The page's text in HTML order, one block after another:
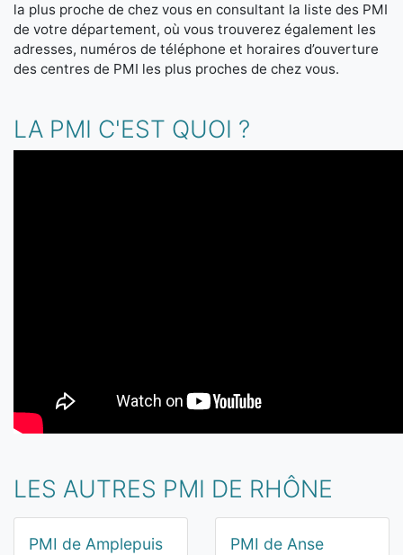
la plus proche de chez vous en consultant la liste des PMI
de votre département, où vous trouverez également les
adresses, numéros de téléphone et horaires d’ouverture
des centres de PMI les plus proches de chez vous.
LA PMI C'EST QUOI ?
LES AUTRES PMI DE RHÔNE
PMI de Amplepuis PMI de Anse